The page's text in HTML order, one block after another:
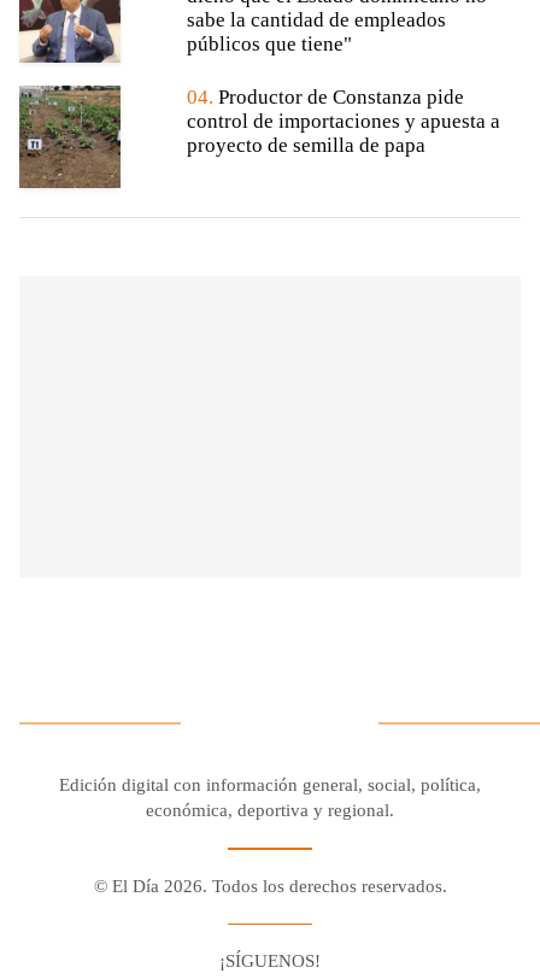
sabe la cantidad de empleados
públicos que tiene"
04. Productor de Constanza pide
control de importaciones y apuesta a
proyecto de semilla de papa
Edición digital con información general, social, política,
económica, deportiva y regional.
© El Día 2026. Todos los derechos reservados.
¡SÍGUENOS!